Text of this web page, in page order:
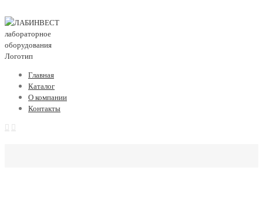
Главная
Каталог
О компании
Контакты